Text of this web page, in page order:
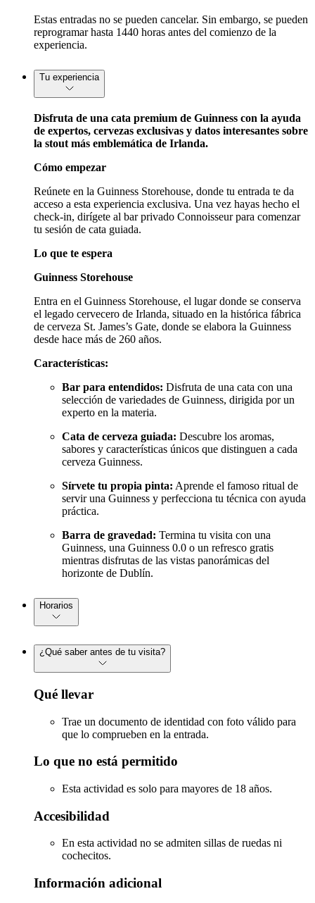
Estas entradas no se pueden cancelar. Sin embargo, se pueden
reprogramar hasta 1440 horas antes del comienzo de la
experiencia.
Tu experiencia
Disfruta de una cata premium de Guinness con la ayuda
de expertos, cervezas exclusivas y datos interesantes sobre
la stout más emblemática de Irlanda.
Cómo empezar
Reúnete en la Guinness Storehouse, donde tu entrada te da
acceso a esta experiencia exclusiva. Una vez hayas hecho el
check-in, dirígete al bar privado Connoisseur para comenzar
tu sesión de cata guiada.
Lo que te espera
Guinness Storehouse
Entra en el Guinness Storehouse, el lugar donde se conserva
el legado cervecero de Irlanda, situado en la histórica fábrica
de cerveza St. James’s Gate, donde se elabora la Guinness
desde hace más de 260 años.
Características:
Bar para entendidos: Disfruta de una cata con una
selección de variedades de Guinness, dirigida por un
experto en la materia.
Cata de cerveza guiada: Descubre los aromas,
sabores y características únicos que distinguen a cada
cerveza Guinness.
Sírvete tu propia pinta: Aprende el famoso ritual de
servir una Guinness y perfecciona tu técnica con ayuda
práctica.
Barra de gravedad: Termina tu visita con una
Guinness, una Guinness 0.0 o un refresco gratis
mientras disfrutas de las vistas panorámicas del
horizonte de Dublín.
Horarios
¿Qué saber antes de tu visita?
Qué llevar
Trae un documento de identidad con foto válido para
que lo comprueben en la entrada.
Lo que no está permitido
Esta actividad es solo para mayores de 18 años.
Accesibilidad
En esta actividad no se admiten sillas de ruedas ni
cochecitos.
Información adicional